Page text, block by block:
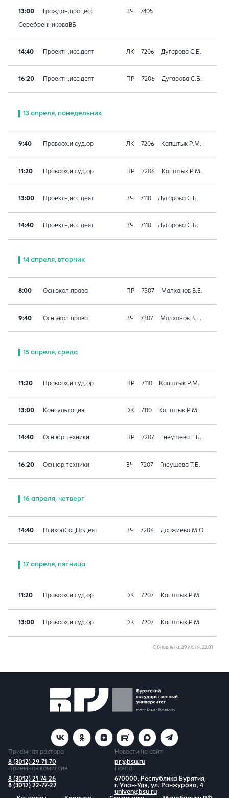
13:00 Граждан.процесс ЗЧ 7405
СеребренниковаВБ
14:40 Проектн,исс.деят ЛК 7206 Дугарова С.Б.
16:20 Проектн,исс.деят ПР 7206 Дугарова С.Б.
13 апреля, понедельник
9:40 Правоох.и суд.ор ЛК 7206 Капштык Р.М.
11:20 Правоох.и суд.ор ПР 7206 Капштык Р.М.
13:00 Проектн,исс.деят ЗЧ 7110 Дугарова С.Б.
14:40 Проектн,исс.деят ЗЧ 7110 Дугарова С.Б.
14 апреля, вторник
8:00 Осн.экол.права ПР 7307 Малханов В.Е.
9:40 Осн.экол.права ЗЧ 7307 Малханов В.Е.
15 апреля, среда
11:20 Правоох.и суд.ор ПР 7110 Капштык Р.М.
13:00 Консультация ЭК 7110 Капштык Р.М.
14:40 Осн.юр.техники ПР 7207 Гнеушева Т.Б.
16:20 Осн.юр.техники ЗЧ 7207 Гнеушева Т.Б.
16 апреля, четверг
14:40 ПсихолСоцПрДеят ЗЧ 7206 Доржиева М.О.
17 апреля, пятница
11:20 Правоох.и суд.ор ЭК 7207 Капштык Р.М.
13:00 Правоох.и суд.ор ЭК 7207 Капштык Р.М.
Обновлено: 29 июня, 22:01
Приемная ректора
8 (3012) 29-71-70
Новости на сайт
pr@bsu.ru
Приемная комиссия
8 (3012) 21-74-26
8 (3012) 22-77-22
Почта
670000, Республика Бурятия,
г. Улан-Удэ, ул. Ранжурова, 4
univer@bsu.ru